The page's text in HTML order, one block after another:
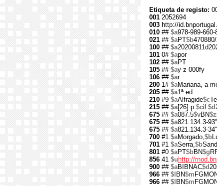
Etiqueta de registo:
001 2052694
003 http://
010 ## $a978-989-660-
021 ## $aPT$b
100 ## $a
101 0# $apor
102 ## $aPT
105 ## $ay z 000fy
106 ## $ar
200 1# $aMariana, a
205 ## $a1ª ed
210 #9 $aAlfragide$c
215 ## $a[26] p.$cil.$d
675 ## $a087.5$vBN$z
675 ## $a821.134.3-
675 ## $a821.134.3-
700 #1 $aMorgado,$b
701 #1 $aSerra,$b
801 #0 $aPT$bBN$g
856 41 $u http://
900 ## $aBIBNAC$d
966 ## $l BN$m
966 ## $l BN$m